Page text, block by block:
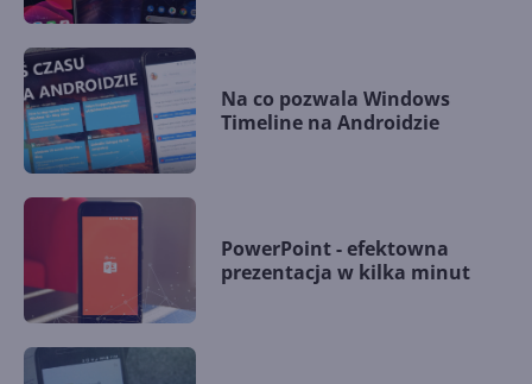
Na co pozwala Windows
Timeline na Androidzie
PowerPoint - efektowna
prezentacja w kilka minut